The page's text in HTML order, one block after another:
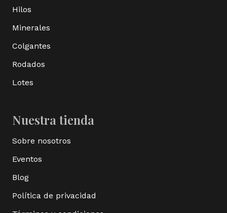
Hilos
Minerales
Colgantes
Rodados
Lotes
Nuestra tienda
Sobre nosotros
Eventos
Blog
Política de privacidad